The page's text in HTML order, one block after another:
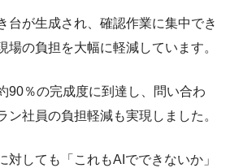
台が生成され、確認作業に集中でき
場の負担を大幅に軽減しています。
90％の完成度に到達し、問い合わ
ン社員の負担軽減も実現しました。
対しても「これもAIでできないか」